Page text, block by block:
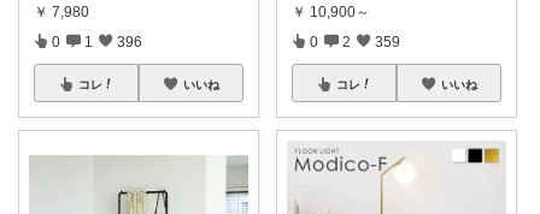
￥ 7,980
0 1 396
コレ いいね
￥ 10,900～
0 2 359
コレ いいね